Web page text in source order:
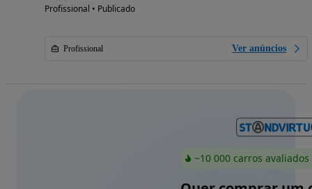
Profissional • Publicado
Profissional Ver anúncios
~10 000 carros